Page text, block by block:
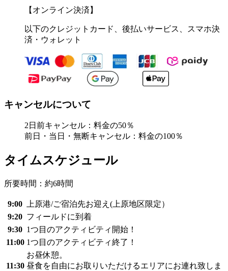
【オンライン決済】
以下のクレジットカード、後払いサービス、スマホ決
済・ウォレット
キャンセルについて
2日前キャンセル：料金の50％
前日・当日・無断キャンセル：料金の100％
タイムスケジュール
所要時間：約6時間
9:00
上原港/ご宿泊先お迎え(上原地区限定）
9:20 フィールドに到着
9:30 1つ目のアクティビティ開始！
11:00 1つ目のアクティビティ終了！
11:30
お昼休憩。
昼食を自由にお取りいただけるエリアにお連れ致しま